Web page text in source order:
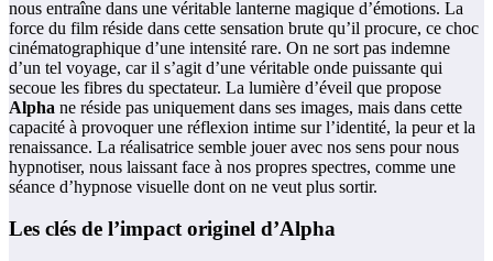
nous entraîne dans une véritable lanterne magique d’émotions. La
force du film réside dans cette sensation brute qu’il procure, ce choc
cinématographique d’une intensité rare. On ne sort pas indemne
d’un tel voyage, car il s’agit d’une véritable onde puissante qui
secoue les fibres du spectateur. La lumière d’éveil que propose
Alpha ne réside pas uniquement dans ses images, mais dans cette
capacité à provoquer une réflexion intime sur l’identité, la peur et la
renaissance. La réalisatrice semble jouer avec nos sens pour nous
hypnotiser, nous laissant face à nos propres spectres, comme une
séance d’hypnose visuelle dont on ne veut plus sortir.
Les clés de l’impact originel d’Alpha